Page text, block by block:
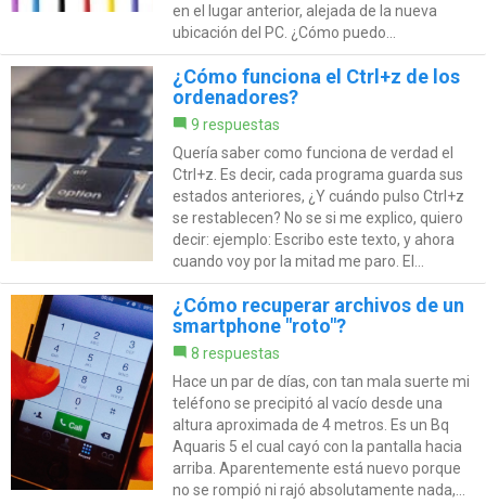
en el lugar anterior, alejada de la nueva
ubicación del PC. ¿Cómo puedo...
¿Cómo funciona el Ctrl+z de los
ordenadores?
9 respuestas
Quería saber como funciona de verdad el
Ctrl+z. Es decir, cada programa guarda sus
estados anteriores, ¿Y cuándo pulso Ctrl+z
se restablecen? No se si me explico, quiero
decir: ejemplo: Escribo este texto, y ahora
cuando voy por la mitad me paro. El...
¿Cómo recuperar archivos de un
smartphone "roto"?
8 respuestas
Hace un par de días, con tan mala suerte mi
teléfono se precipitó al vacío desde una
altura aproximada de 4 metros. Es un Bq
Aquaris 5 el cual cayó con la pantalla hacia
arriba. Aparentemente está nuevo porque
no se rompió ni rajó absolutamente nada,...